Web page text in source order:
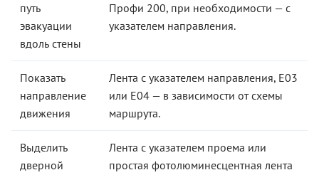
путь
эвакуации
вдоль стены
Профи 200, при необходимости — с
указателем направления.
Показать
направление
движения
Лента с указателем направления, E03
или E04 — в зависимости от схемы
маршрута.
Выделить
дверной
Лента с указателем проема или
простая фотолюминесцентная лента